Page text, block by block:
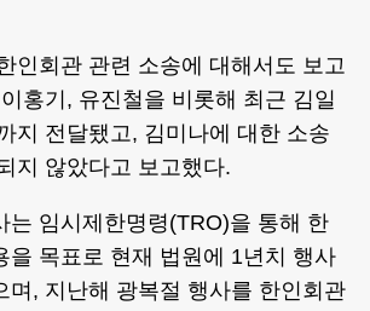
인회관 관련 소송에 대해서도 보고
홍기, 유진철을 비롯해 최근 김일
지 전달됐고, 김미나에 대한 소송
지 않았다고 보고했다.
는 임시제한명령(TRO)을 통해 한
을 목표로 현재 법원에 1년치 행사
며, 지난해 광복절 행사를 한인회관